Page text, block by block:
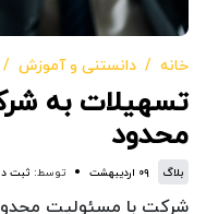
خانه دانستنی و آموزش
تسهیلات به
محدود
بلاگ ۰۹ اردیبهشت توسط: ثبت
شرکت با مسئولیت